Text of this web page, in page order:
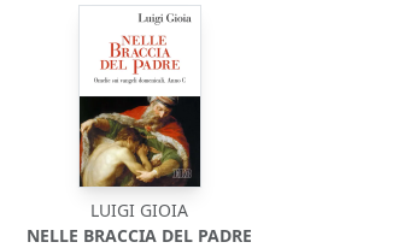
LUIGI GIOIA
NELLE BRACCIA DEL PADRE